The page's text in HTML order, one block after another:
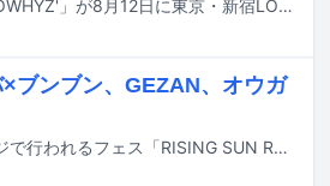
ExWHYZとPEDROのツーマンライブ「ExWHYZ presents 'PEDROWHYZ'」が8月12日に東京・新宿LOFTで開催される。
ブンブン、GEZAN、オウガ
8月14日と15日に北海道・石狩湾新港樽川ふ頭横野外特設ステージで行われるフェス「RISING SUN ROCK FESTIVAL 2026 in EZO」の出演アーティスト第4弾が発表された。